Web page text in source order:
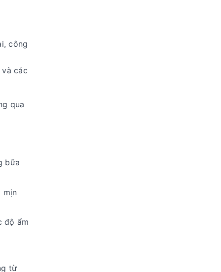
công
các
qua
bữa
mịn
độ ẩm
từ